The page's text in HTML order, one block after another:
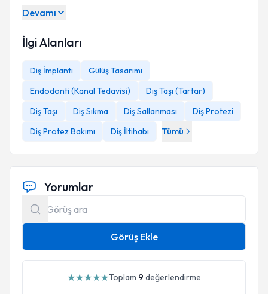
Devamı
İlgi Alanları
Diş İmplantı
Gülüş Tasarımı
Endodonti (Kanal Tedavisi)
Diş Taşı (Tartar)
Diş Taşı
Diş Sıkma Diş Sallanması
Diş Protezi
Diş Protez Bakımı
Diş İltihabı Tümü
Yorumlar
Görüş Ekle
★★★★★Toplam 9 değerlendirme